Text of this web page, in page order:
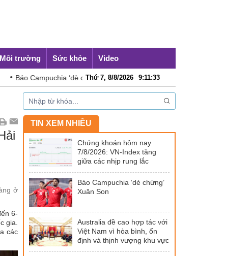
Môi trường Sức khỏe Video
‘dè chừng’ Xuân Son Australia đề cao hợp tác với
Thứ 7, 8/8/2026 9:11:35
ở
6-
gia.
các
TIN XEM NHIỀU
Chứng khoán hôm nay
7/8/2026: VN-Index tăng
giữa các nhịp rung lắc
Báo Campuchia ‘dè chừng’
Xuân Son
Australia đề cao hợp tác với
Việt Nam vì hòa bình, ổn
định và thịnh vượng khu vực